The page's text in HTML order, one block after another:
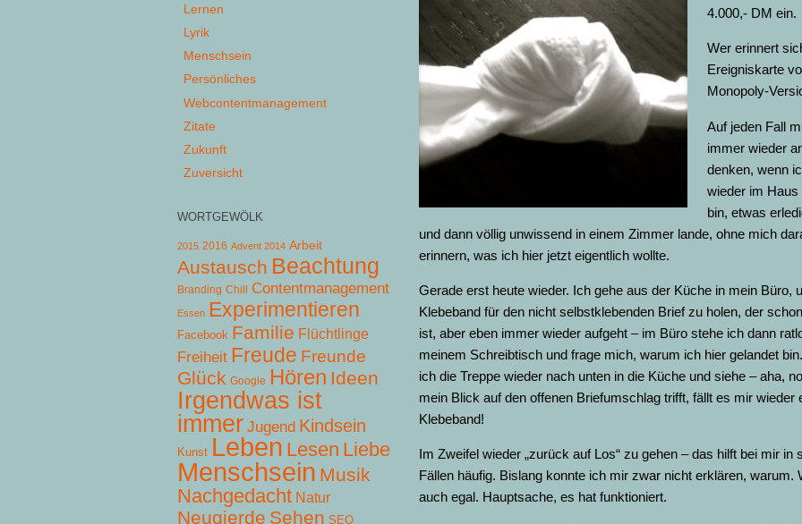
4.000,- DM ein.
Wer erinnert
Ereigniskarte
Monopoly-
Auf jeden Fall
immer wieder
denken, wenn
wieder im Haus
bin, etwas
und dann völlig unwissend in einem Zimmer lande, ohne mich
erinnern, was ich hier jetzt eigentlich wollte.
Gerade erst heute wieder. Ich gehe aus der Küche in mein Büro,
Klebeband für den nicht selbstklebenden Brief zu holen, der
ist, aber eben immer wieder aufgeht – im Büro stehe ich dann
meinem Schreibtisch und frage mich, warum ich hier gelandet
ich die Treppe wieder nach unten in die Küche und siehe – aha,
mein Blick auf den offenen Briefumschlag trifft, fällt es mir wieder
Klebeband!
Im Zweifel wieder „zurück auf Los“ zu gehen – das hilft bei mir in
Fällen häufig. Bislang konnte ich mir zwar nicht erklären, warum.
auch egal. Hauptsache, es hat funktioniert.
Lernen
Lyrik
Menschsein
Persönliches
Webcontentmanagement
Zitate
Zukunft
Zuversicht
WORTGEWÖLK
2015 2016 Advent 2014 Arbeit
Austausch Beachtung
Branding Chill Contentmanagement
Essen Experimentieren
Facebook Familie Flüchtlinge
Freiheit Freude Freunde
Glück Google Hören Ideen
Irgendwas ist
immer Jugend Kindsein
Kunst Leben Lesen Liebe
Menschsein Musik
Nachgedacht Natur
Neugierde Sehen SEO